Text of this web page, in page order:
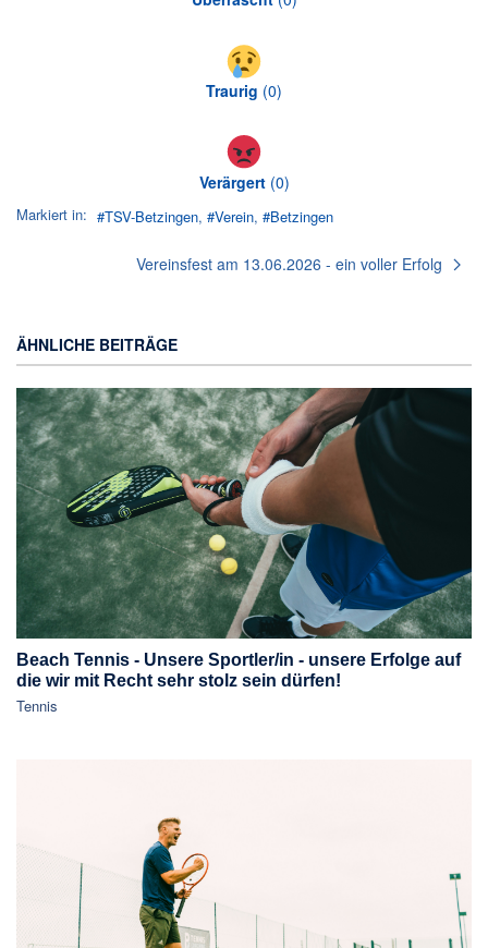
Traurig (0)
Verärgert(0)
Markiert in: TSV-Betzingen Verein Betzingen
Vereinsfest am 13.06.2026 - ein voller Erfolg
ÄHNLICHE BEITRÄGE
Beach Tennis - Unsere Sportler/in - unsere Erfolge auf
die wir mit Recht sehr stolz sein dürfen!
Tennis